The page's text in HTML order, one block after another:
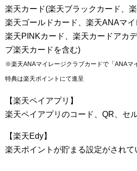
楽天カード(楽天ブラックカード、
楽天ゴールドカード、楽天ANAマイ
楽天PINKカード、楽天カードアカ
プ楽天カードを含む)
※楽天ANAマイレージクラブカードで「ANAマ
特典は楽天ポイントにて進呈
【楽天ペイアプリ】
楽天ペイアプリのコード、QR、セ
【楽天Edy】
楽天ポイントが貯まる設定がされ